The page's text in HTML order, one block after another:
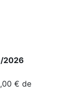
2026
€ de